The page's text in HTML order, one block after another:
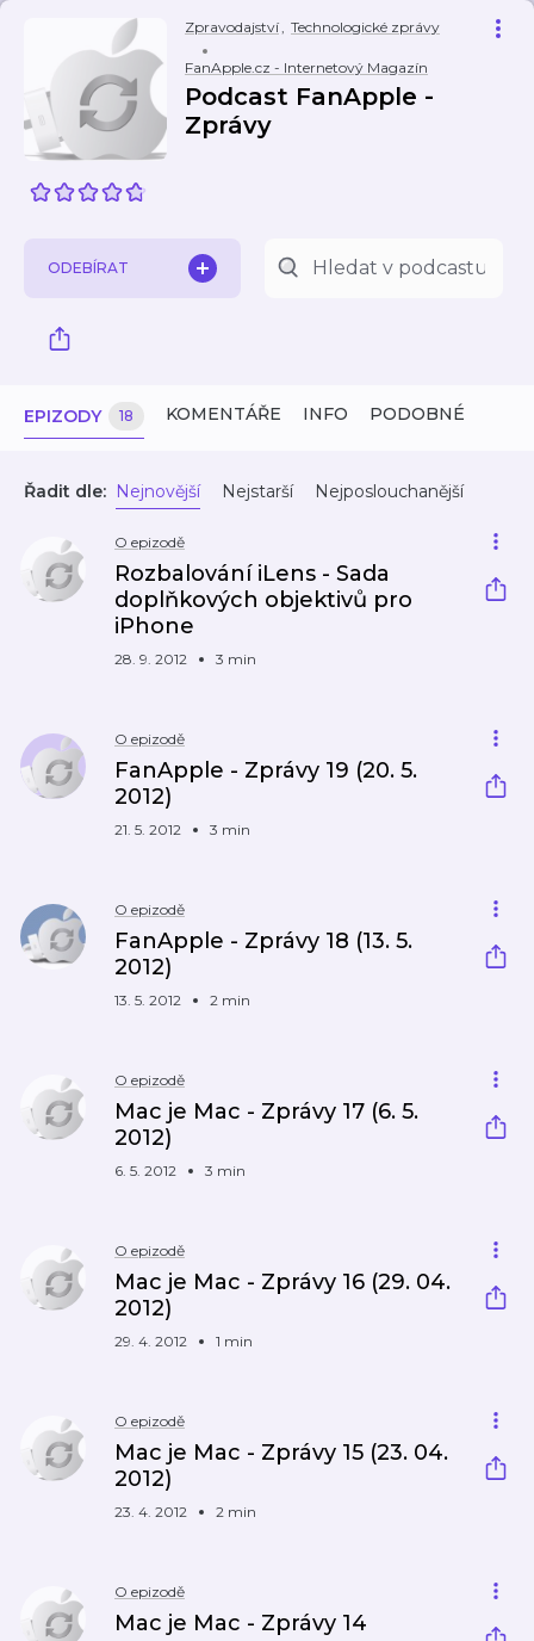
Zpravodajství, Technologické zprávy
FanApple.cz - Internetový Magazín
Podcast FanApple -
Zprávy
ODEBÍRAT
EPIZODY 18 KOMENTÁŘE INFO PODOBNÉ
Řadit dle: Nejnovější Nejstarší Nejposlouchanější
O epizodě
Rozbalování iLens - Sada
doplňkových objektivů pro
iPhone
28. 9. 2012 3 min
O epizodě
FanApple - Zprávy 19 (20. 5.
2012)
21. 5. 2012 3 min
O epizodě
FanApple - Zprávy 18 (13. 5.
2012)
13. 5. 2012 2 min
O epizodě
Mac je Mac - Zprávy 17 (6. 5.
2012)
6. 5. 2012 3 min
O epizodě
Mac je Mac - Zprávy 16 (29. 04.
2012)
29. 4. 2012 1 min
O epizodě
Mac je Mac - Zprávy 15 (23. 04.
2012)
23. 4. 2012 2 min
O epizodě
Mac je Mac - Zprávy 14